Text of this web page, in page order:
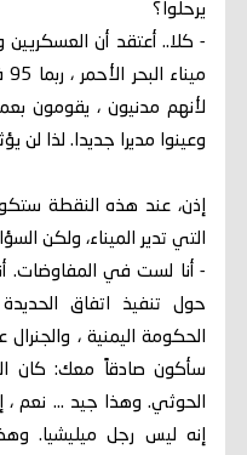
يرحلوا؟
- كلا.. أعتقد أن العسكريين
لأنهم مدنيون ، يقومون
وعينوا مديرا جديدا. لذا لن
إذن، عند هذه النقطة
التي تدير الميناء، ولكن
- أنا لست في المفاوضات.
حول تنفيذ اتفاق
الحكومة اليمنية ،
سأكون صادقاً معك: كان
الحوثي. وهذا جيد ... نعم ،
إنه ليس رجل ميليشيا.